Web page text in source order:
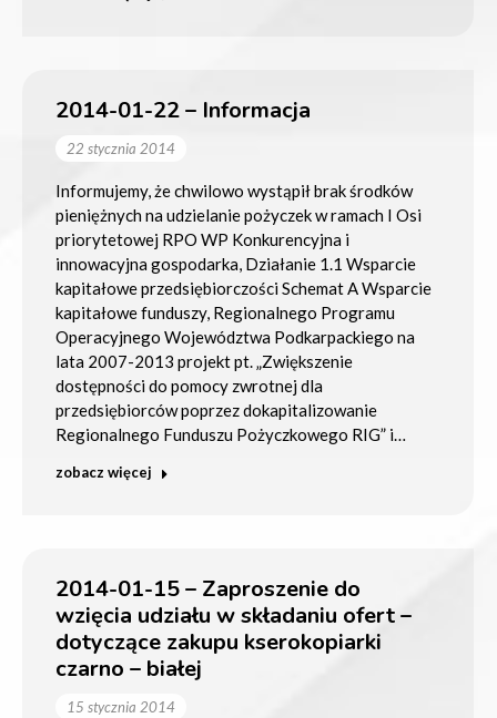
2014-01-22 – Informacja
22 stycznia 2014
Informujemy, że chwilowo wystąpił brak środków
pieniężnych na udzielanie pożyczek w ramach I Osi
priorytetowej RPO WP Konkurencyjna i
innowacyjna gospodarka, Działanie 1.1 Wsparcie
kapitałowe przedsiębiorczości Schemat A Wsparcie
kapitałowe funduszy, Regionalnego Programu
Operacyjnego Województwa Podkarpackiego na
lata 2007-2013 projekt pt. „Zwiększenie
dostępności do pomocy zwrotnej dla
przedsiębiorców poprzez dokapitalizowanie
Regionalnego Funduszu Pożyczkowego RIG” i…
zobacz więcej
2014-01-15 – Zaproszenie do
wzięcia udziału w składaniu ofert –
dotyczące zakupu kserokopiarki
czarno – białej
15 stycznia 2014